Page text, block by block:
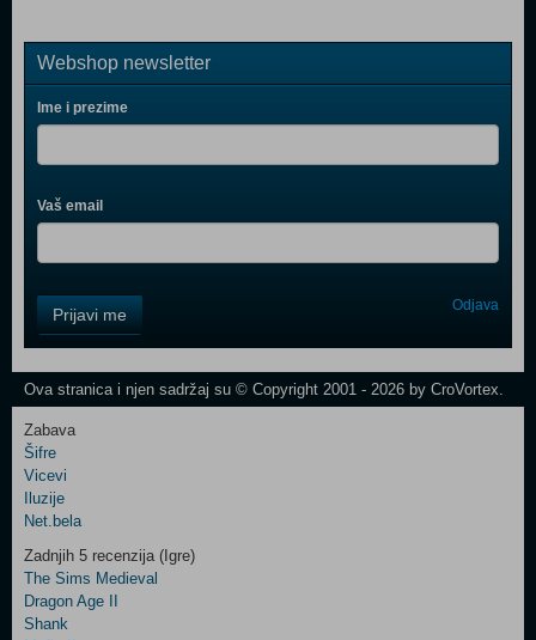
Webshop newsletter
Ime i prezime
Vaš email
Field
One
Control
Two
Newsletter
Control
Prijavi me Odjava
Ova stranica i njen sadržaj su © Copyright 2001 - 2026 by CroVortex.
Zabava
Šifre
Vicevi
Iluzije
Net.bela
Zadnjih 5 recenzija (Igre)
The Sims Medieval
Dragon Age II
Shank